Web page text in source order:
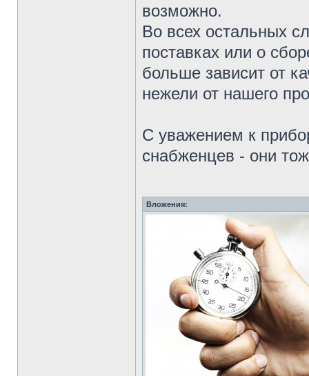
возможно.
Во всех остальных
поставках или о
больше зависит от
нежели от нашего
С уважением к
снабженцев - они
Вложения: